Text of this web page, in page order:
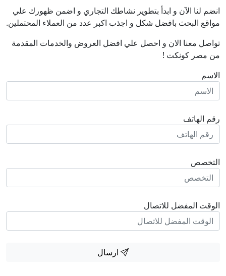
انضم لنا اﻵن و ابدأ بتطوير نشاطك التجاري و اضمن ظهورك علي
مواقع البحث بافضل شكل و اجذب اكبر عدد من العملاء المحتملين.
تواصل معنا الان و احصل علي افضل العروض والخدمات المقدمة
من مصر كونكت !
الاسم
رقم الهاتف
التخصص
الوقت المفضل للاتصال
ارسال